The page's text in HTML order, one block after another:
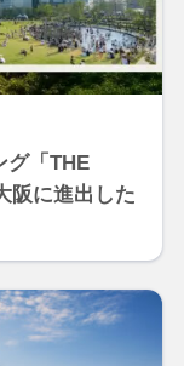
グ「THE
阪に進出した